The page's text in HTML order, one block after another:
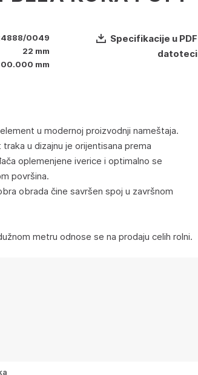
0049
22 mm
mm
Specifikacije u PDF
datoteci
u modernoj proizvodnji nameštaja.
u dizajnu je orijentisana prema
oplemenjene iverice i optimalno se
površina.
obrada čine savršen spoj u završnom
metru odnose se na prodaju celih rolni.